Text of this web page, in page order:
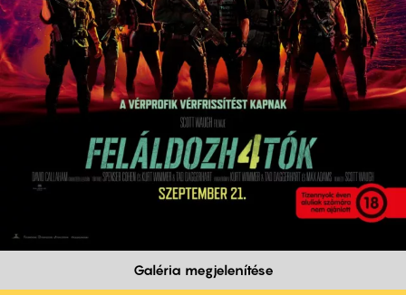
Galéria megjelenítése